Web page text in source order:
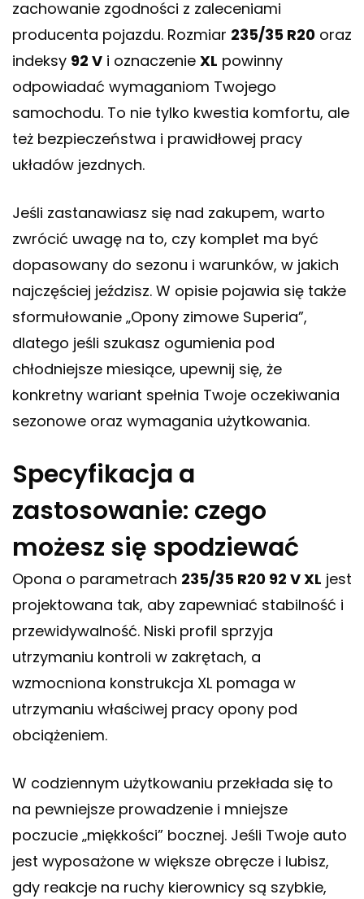
zachowanie zgodności z zaleceniami
producenta pojazdu. Rozmiar 235/35 R20 oraz
indeksy 92 V i oznaczenie XL powinny
odpowiadać wymaganiom Twojego
samochodu. To nie tylko kwestia komfortu, ale
też bezpieczeństwa i prawidłowej pracy
układów jezdnych.
Jeśli zastanawiasz się nad zakupem, warto
zwrócić uwagę na to, czy komplet ma być
dopasowany do sezonu i warunków, w jakich
najczęściej jeździsz. W opisie pojawia się także
sformułowanie „Opony zimowe Superia”,
dlatego jeśli szukasz ogumienia pod
chłodniejsze miesiące, upewnij się, że
konkretny wariant spełnia Twoje oczekiwania
sezonowe oraz wymagania użytkowania.
Specyfikacja a
zastosowanie: czego
możesz się spodziewać
Opona o parametrach 235/35 R20 92 V XL jest
projektowana tak, aby zapewniać stabilność i
przewidywalność. Niski profil sprzyja
utrzymaniu kontroli w zakrętach, a
wzmocniona konstrukcja XL pomaga w
utrzymaniu właściwej pracy opony pod
obciążeniem.
W codziennym użytkowaniu przekłada się to
na pewniejsze prowadzenie i mniejsze
poczucie „miękkości” bocznej. Jeśli Twoje auto
jest wyposażone w większe obręcze i lubisz,
gdy reakcje na ruchy kierownicy są szybkie,